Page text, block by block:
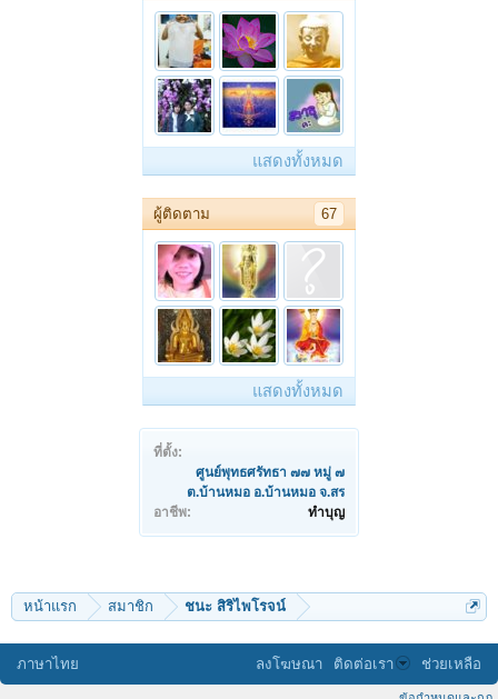
แสดงทั้งหมด
ผู้ติดตาม 67
แสดงทั้งหมด
ที่ตั้ง:
ศูนย์พุทธศรัทธา ๗๗ หมู่ ๗
ต.บ้านหมอ อ.บ้านหมอ จ.สร
อาชีพ:
ทำบุญ
หน้าแรก สมาชิก ชนะ สิริไพโรจน์
ภาษาไทย ลงโฆษณา ติดต่อเรา ช่วยเหลือ